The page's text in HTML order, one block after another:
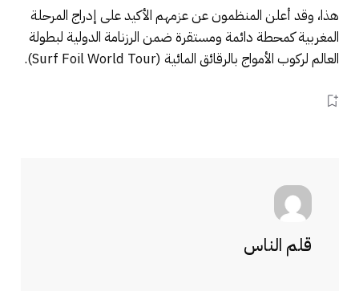
هذا، وقد أعلن المنظمون عن عزمهم الأكيد على إدراج المرحلة
المغربية كمحطة دائمة ومستقرة ضمن الرزنامة الدولية لبطولة
العالم لركوب الأمواج بالرقائق المائية (Surf Foil World Tour).
قلم الناس